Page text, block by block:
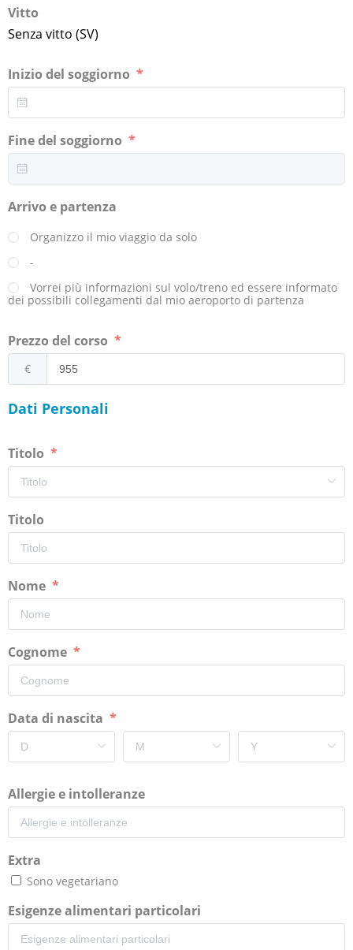
Vitto
Senza vitto (SV)
Inizio del soggiorno
Fine del soggiorno
Arrivo e partenza
Organizzo il mio viaggio da solo
-
Vorrei più informazioni sul volo/treno ed essere informato
dei possibili collegamenti dal mio aeroporto di partenza
Prezzo del corso
€
Dati Personali
Titolo
Titolo
Nome
Cognome
Data di nascita
Allergie e intolleranze
Extra
Sono vegetariano
Esigenze alimentari particolari